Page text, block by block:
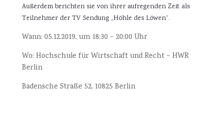
Außerdem berichten sie von ihrer aufregenden Zeit als
Teilnehmer der TV Sendung „Höhle des Löwen“.
Wann: 05.12.2019, um 18:30 – 20:00 Uhr
Wo: Hochschule für Wirtschaft und Recht – HWR
Berlin
Badensche Straße 52, 10825 Berlin